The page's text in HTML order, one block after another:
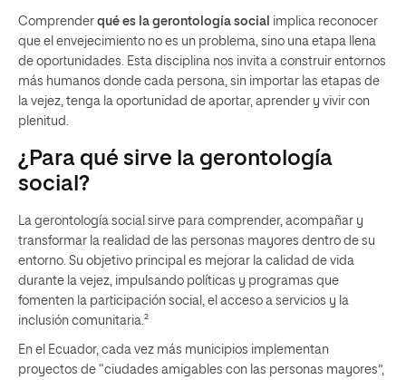
Comprender qué es la gerontología social implica reconocer
que el envejecimiento no es un problema, sino una etapa llena
de oportunidades. Esta disciplina nos invita a construir entornos
más humanos donde cada persona, sin importar las etapas de
la vejez, tenga la oportunidad de aportar, aprender y vivir con
plenitud.
¿Para qué sirve la gerontología
social?
La gerontología social sirve para comprender, acompañar y
transformar la realidad de las personas mayores dentro de su
entorno. Su objetivo principal es mejorar la calidad de vida
durante la vejez, impulsando políticas y programas que
fomenten la participación social, el acceso a servicios y la
inclusión comunitaria.²
En el Ecuador, cada vez más municipios implementan
proyectos de “ciudades amigables con las personas mayores”,